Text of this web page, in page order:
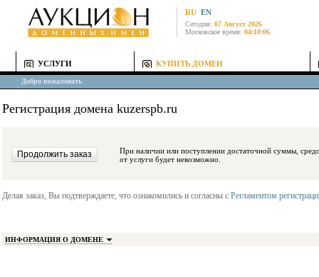
RU EN
Сегодня: 07 Август 2026
Московское время: 04:10:06
УСЛУГИ КУПИТЬ ДОМЕН
Добро пожаловать
Регистрация домена kuzerspb.ru
При наличии или поступлении достаточной суммы, средства будут
от услуги будет невозможно.
Делая заказ, Вы подтверждаете, что ознакомились и согласны с Регламентом
ИНФОРМАЦИЯ О ДОМЕНЕ